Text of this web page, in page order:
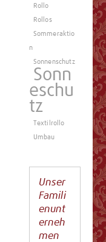
Rollo
Rollos
Sommeraktio
n
Sonnenschutz
Sonn
eschu
tz
Textilrollo
Umbau
Unser
Famili
enunt
erneh
men